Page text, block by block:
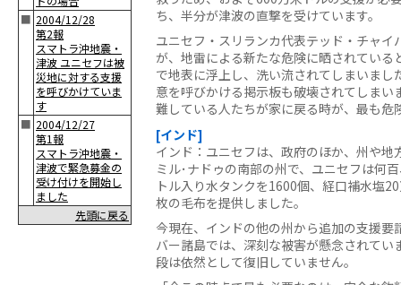
■ 2004/12/28
第2報
スマトラ沖地震・
津波 ユニセフは被
災地に対する支援
を呼びかけていま
す
■ 2004/12/27
第1報
スマトラ沖地震・
津波で緊急募金の
受け付けを開始し
ました
先頭に戻る
ち、半分が津波の直撃を受けています。
ユニセフ・スリランカ代表テッド・チャ
が、地雷による新たな危険に晒されてい
で地表に浮上し、洗い流されてしまいま
意を呼びかける掲示板も破壊されてしま
難している人たちが家に戻る時が、最も危
[インド]
インド：ユニセフは、政府のほか、州や
ミル･ナドゥの南部の州で、ユニセフは何
トル入り水タンクを1600個、経口補水塩
枚の毛布を提供しました。
今現在、インドの他の州から追加の支援
バー諸島では、深刻な被害が懸念されて
段は依然として復旧していません。